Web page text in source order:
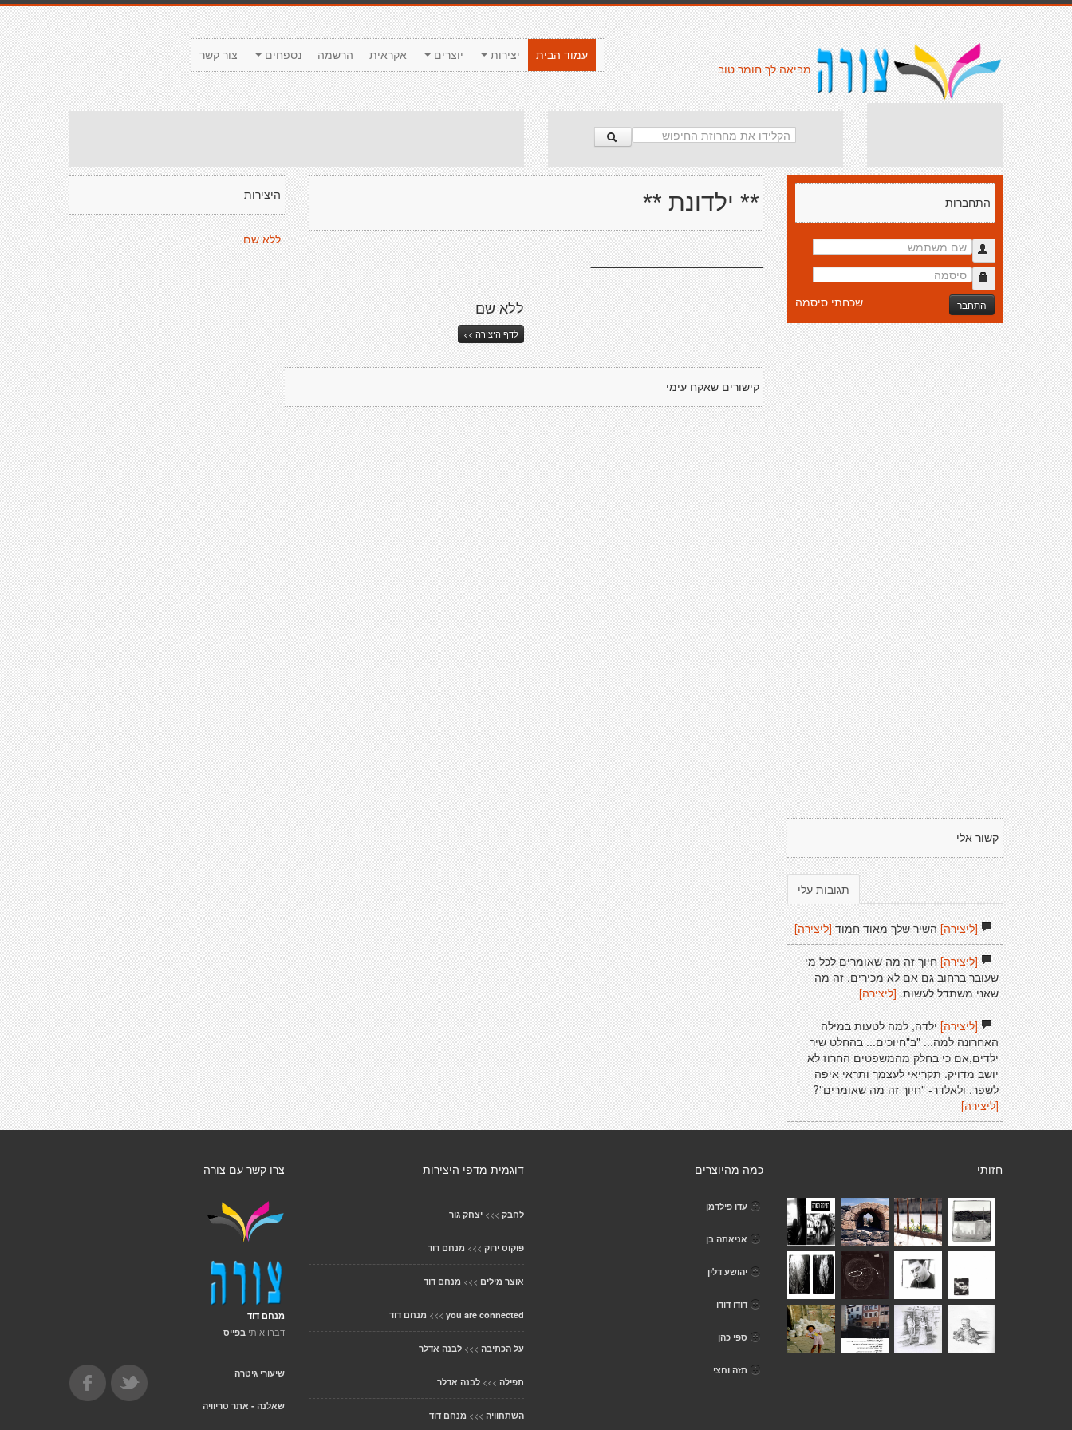
צור קשר נספחים הרשמה אקראית יוצרים יצירות
עמוד הבית
מביאה לך חומר טוב.
היצירות
ללא שם
** ילדונת **
__________________
ללא שם
לדף היצירה >>
קישורים שאקח עימי
התחברות
התחבר שכחתי סיסמה
קשור אלי
תגובות עלי
[ליצירה]השיר שלך מאוד חמוד[ליצירה]
[ליצירה]חיוך זה מה שאומרים לכל מי
שעובר ברחוב גם אם לא מכירים. זה מה
שאני משתדל לעשות. [ליצירה]
[ליצירה]ילדה, למה לטעות במילה
האחרונה למה... "ב"חיוכים... בהחלט שיר
ילדים,אם כי בחלק מהמשפטים החרוז לא
יושב מדויק. תקריאי לעצמך ותראי איפה
לשפר. ולאלדר- "חיוך זה מה שאומרים"?
[ליצירה]
צרו קשר עם צורה
מנחם דוד
דברו איתי בפייס
שיעורי גיטרה
שאלנה - אתר טריוויה
דוגמית מדפי היצירות
לחבק >>> יצחק גור
פוקוס ירוק >>> מנחם דוד
אוצר מילים >>> מנחם דוד
you are connected
>>> מנחם דוד
על הכתיבה >>> לבנה אדלר
תפילה >>> לבנה אדלר
השתחוויה >>> מנחם דוד
כמה מהיוצרים
עדו פילדמן
אניאתה בן
יהושע דלין
דודו דודו
ספי כהן
תזה וחצי
חזותי